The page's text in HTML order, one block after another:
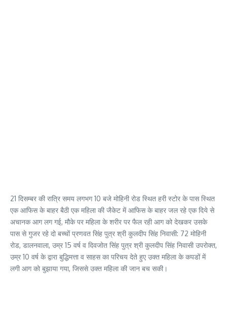
21 दिसम्बर की रात्रि समय लगभग 10 बजे मोहिनी रोड स्थित हरी स्टोर के पास स्थित
एक आफिस के बाहर बैठी एक महिला की जैकेट में आफिस के बाहर जल रहे एक दिये से
अचानक आग लग गई, मौके पर महिला के शरीर पर फैल रही आग को देखकर उसके
पास से गुजर रहे दो बच्चों प्रणवत सिंह पुत्र श्री कुलदीप सिंह निवासी: 72 मोहिनी
रोड, डालनवाला, उम्र 15 वर्ष व दिवजोत सिंह पुत्र श्री कुलदीप सिंह निवासी उपरोक्त,
उम्र 10 वर्ष के द्वारा बुद्धिमत्ता व साहस का परिचय देते हुए उक्त महिला के कपडों में
लगी आग को बुझाया गया, जिससे उक्त महिला की जान बच सकी।